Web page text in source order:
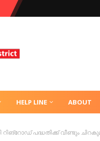
HELP LINE ABOUT
റിങ്റോഡ് പദ്ധതിക്ക് വീണ്ടും